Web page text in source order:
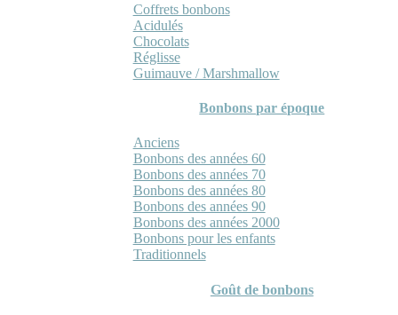
Coffrets bonbons
Acidulés
Chocolats
Réglisse
Guimauve / Marshmallow
Bonbons par époque
Anciens
Bonbons des années 60
Bonbons des années 70
Bonbons des années 80
Bonbons des années 90
Bonbons des années 2000
Bonbons pour les enfants
Traditionnels
Goût de bonbons